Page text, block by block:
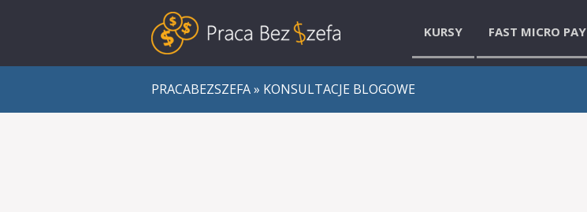
KURSY FAST MICRO PAY
PRACABEZSZEFA» KONSULTACJE BLOGOWE